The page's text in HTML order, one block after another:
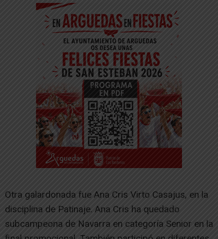
Otra galardonada fue Ana Cris Virto Casajus, en la
disciplina de Patinaje. Ana Cris ha quedado
subcampeona de Navarra en categoría Senior en la